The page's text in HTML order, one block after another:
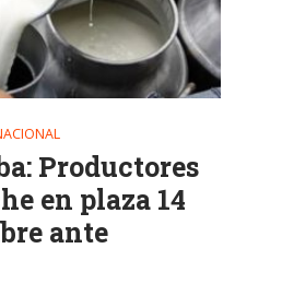
Productores
en plaza 14
ante